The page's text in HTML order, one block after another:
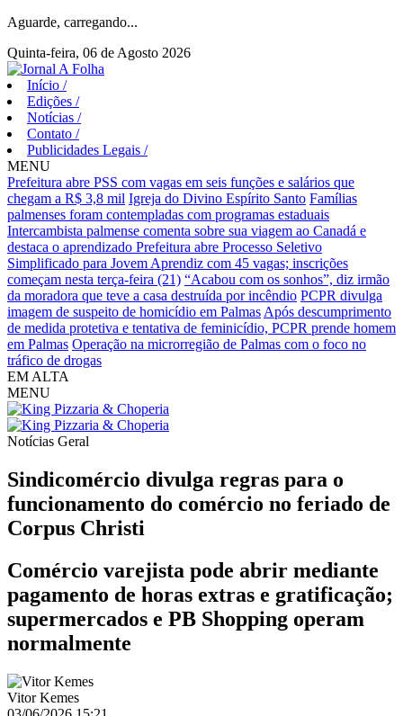
Aguarde, carregando...
Quinta-feira, 06 de Agosto 2026
Início /
Edições /
Notícias /
Contato /
Publicidades Legais /
MENU
Prefeitura abre PSS com vagas em seis funções e salários que
chegam a R$ 3,8 mil Igreja do Divino Espírito Santo Famílias
palmenses foram contempladas com programas estaduais
Intercambista palmense comenta sobre sua viagem ao Canadá e
destaca o aprendizado Prefeitura abre Processo Seletivo
Simplificado para Jovem Aprendiz com 45 vagas; inscrições
começam nesta terça-feira (21) “Acabou com os sonhos”, diz irmão
da moradora que teve a casa destruída por incêndio PCPR divulga
imagem de suspeito de homicídio em Palmas Após descumprimento
de medida protetiva e tentativa de feminicídio, PCPR prende homem
em Palmas Operação na microrregião de Palmas com o foco no
tráfico de drogas
EM ALTA
MENU
Notícias Geral
Sindicomércio divulga regras para o
funcionamento do comércio no feriado de
Corpus Christi
Comércio varejista pode abrir mediante
pagamento de horas extras e gratificação;
supermercados e PB Shopping operam
normalmente
Vitor Kemes